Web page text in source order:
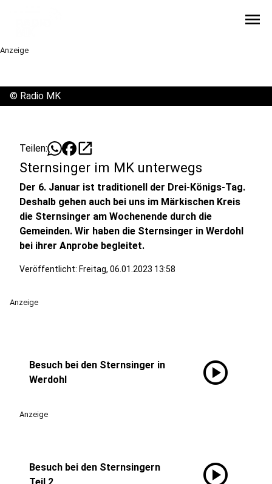
menu
Anzeige
© Radio MK
Teilen: open_in_new
Sternsinger im MK unterwegs
Der 6. Januar ist traditionell der Drei-Königs-Tag.
Deshalb gehen auch bei uns im Märkischen Kreis
die Sternsinger am Wochenende durch die
Gemeinden. Wir haben die Sternsinger in Werdohl
bei ihrer Anprobe begleitet.
Veröffentlicht: Freitag, 06.01.2023 13:58
Anzeige
Besuch bei den Sternsinger in
Werdohl
play_circle
Anzeige
Besuch bei den Sternsingern
play_circle